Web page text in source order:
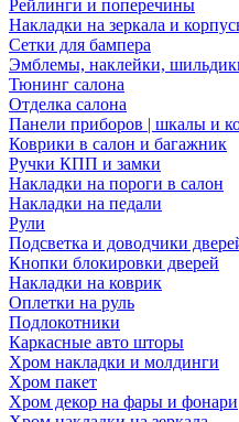
Рейлинги и поперечины
Накладки на зеркала и
Сетки для бампера
Эмблемы, наклейки,
Тюнинг салона
Отделка салона
Панели приборов | шкалы и
Коврики в салон и багажник
Ручки КПП и замки
Накладки на пороги в салон
Накладки на педали
Рули
Подсветка и доводчики
Кнопки блокировки дверей
Накладки на коврик
Оплетки на руль
Подлокотники
Каркасные авто шторы
Хром накладки и молдинги
Хром пакет
Хром декор на фары и фонари